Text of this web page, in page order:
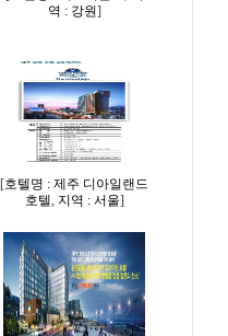
역 : 강원]
[호텔명 : 제주 디아일랜드
호텔, 지역 : 서울]